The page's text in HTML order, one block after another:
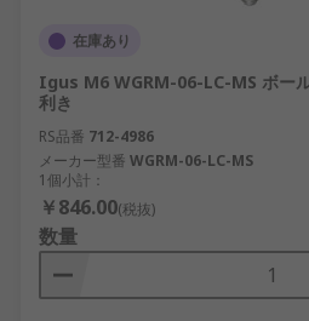
在庫あり
Igus M6 WGRM-06-LC-MS ボー
利き
RS品番 712-4986
メーカー型番 WGRM-06-LC-MS
1個小計：
￥846.00(税抜)
数量